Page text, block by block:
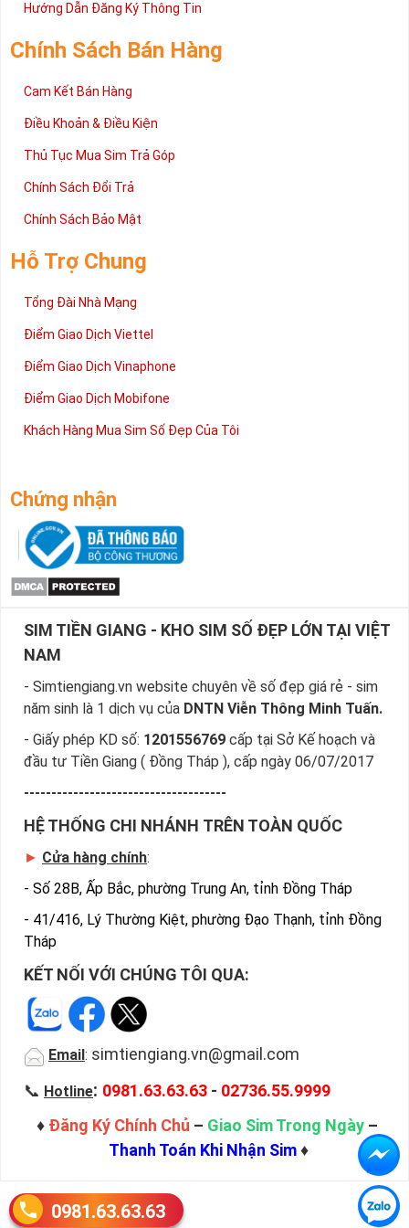
2 đang được rất nhiều khách hàng tin tưởng lựa chọn trên thị
cấp trong bài viết này sẽ giúp bạn hiểu rõ ý nghĩa và các bước đặt
mua sim số tại Sim Tiền Giang nhanh chóng nhất.
Chúc quý khách tìm được chiếc sim Tứ quý 2 như ý!
Hướng Dẫn Đăng Ký Thông Tin
Chính Sách Bán Hàng
Cam Kết Bán Hàng
Điều Khoản & Điều Kiện
Thủ Tục Mua Sim Trả Góp
Chính Sách Đổi Trả
Chính Sách Bảo Mật
Hỗ Trợ Chung
Tổng Đài Nhà Mạng
Điểm Giao Dịch Viettel
Điểm Giao Dịch Vinaphone
Điểm Giao Dịch Mobifone
Khách Hàng Mua Sim Số Đẹp Của Tôi
Chứng nhận
SIM TIỀN GIANG - KHO SIM SỐ ĐẸP LỚN TẠI VIỆT
NAM
- Simtiengiang.vn website chuyên về số đẹp giá rẻ - sim
năm sinh là 1 dịch vụ của DNTN Viễn Thông Minh Tuấn.
- Giấy phép KD số: 1201556769 cấp tại Sở Kế hoạch và
đầu tư Tiền Giang ( Đồng Tháp ), cấp ngày 06/07/2017
-------------------------------------
HỆ THỐNG CHI NHÁNH TRÊN TOÀN QUỐC
► Cửa hàng chính:
- Số 28B, Ấp Bắc, phường Trung An, tỉnh Đồng Tháp
- 41/416, Lý Thường Kiệt, phường Đạo Thạnh, tỉnh Đồng
Tháp
KẾT NỐI VỚI CHÚNG TÔI QUA:
Email : simtiengiang.vn@gmail.com
📞 Hotline: 0981.63.63.63 - 02736.55.9999
♦ Đăng Ký Chính Chủ – Giao Sim Trong Ngày –
Thanh Toán Khi Nhận Sim♦
0981.63.63.63